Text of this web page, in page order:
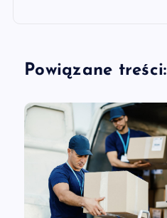
g
a
c
Powiązane treści: